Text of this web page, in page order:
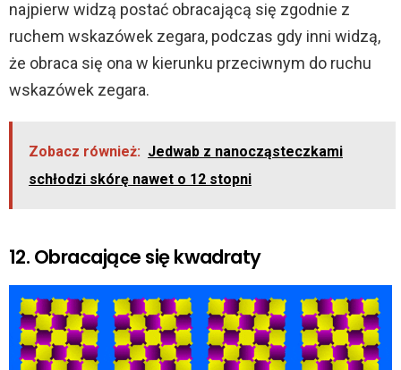
najpierw widzą postać obracającą się zgodnie z
ruchem wskazówek zegara, podczas gdy inni widzą,
że obraca się ona w kierunku przeciwnym do ruchu
wskazówek zegara.
Zobacz również: Jedwab z nanocząsteczkami
schłodzi skórę nawet o 12 stopni
12. Obracające się kwadraty